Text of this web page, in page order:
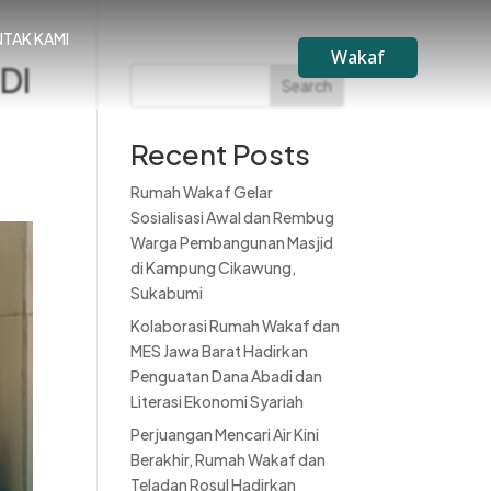
KAMI
Wakaf
Search
Recent Posts
Rumah Wakaf Gelar
Sosialisasi Awal dan Rembug
Warga Pembangunan Masjid
di Kampung Cikawung,
Sukabumi
Kolaborasi Rumah Wakaf dan
MES Jawa Barat Hadirkan
Penguatan Dana Abadi dan
Literasi Ekonomi Syariah
Perjuangan Mencari Air Kini
Berakhir, Rumah Wakaf dan
Teladan Rosul Hadirkan